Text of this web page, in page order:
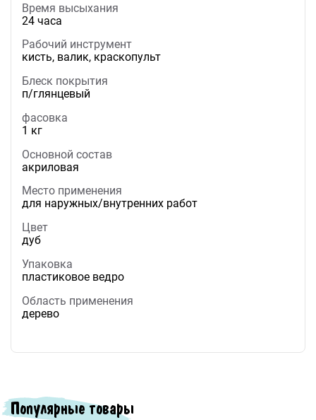
Время высыхания
24 часа
Рабочий инструмент
кисть, валик, краскопульт
Блеск покрытия
п/глянцевый
фасовка
1 кг
Основной состав
акриловая
Место применения
для наружных/внутренних работ
Цвет
дуб
Упаковка
пластиковое ведро
Область применения
дерево
Популярные товары